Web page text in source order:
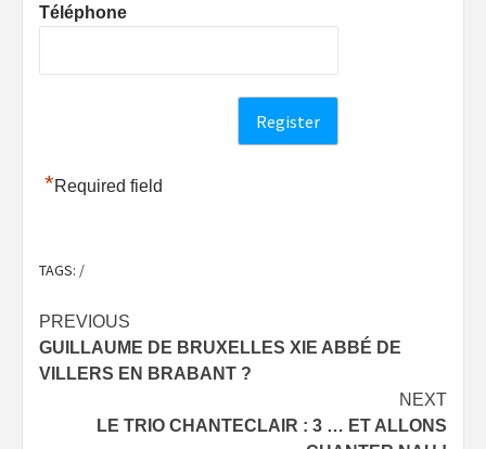
Téléphone
*Required field
TAGS: /
Post
navigation
PREVIOUS
GUILLAUME DE BRUXELLES XIE ABBÉ DE
VILLERS EN BRABANT ?
NEXT
LE TRIO CHANTECLAIR : 3 … ET ALLONS